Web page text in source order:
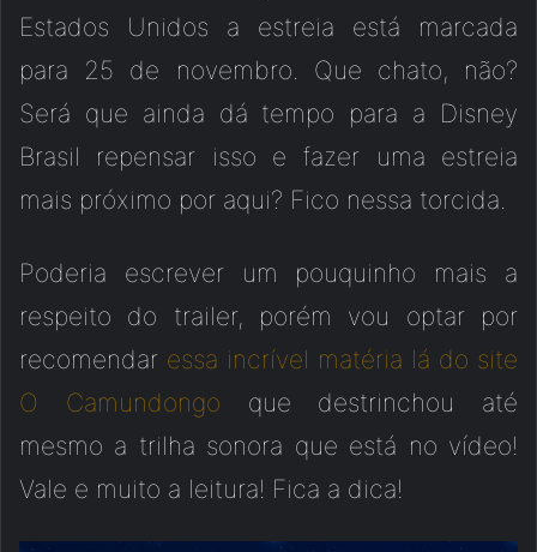
Estados Unidos a estreia está marcada
para 25 de novembro. Que chato, não?
Será que ainda dá tempo para a Disney
Brasil repensar isso e fazer uma estreia
mais próximo por aqui? Fico nessa torcida.
Poderia escrever um pouquinho mais a
respeito do trailer, porém vou optar por
recomendar essa incrível matéria lá do site
O Camundongo que destrinchou até
mesmo a trilha sonora que está no vídeo!
Vale e muito a leitura! Fica a dica!